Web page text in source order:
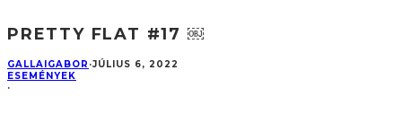
PRETTY FLAT #17 ￼
GALLAIGABOR ·JÚLIUS 6, 2022
ESEMÉNYEK
·